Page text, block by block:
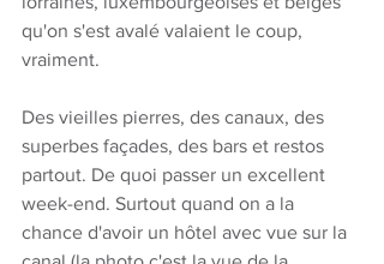
qu'on s'est avalé valaient le coup,
vraiment.
Des vieilles pierres, des canaux, des
superbes façades, des bars et restos
partout. De quoi passer un excellent
week-end. Surtout quand on a la
chance d'avoir un hôtel avec vue sur la